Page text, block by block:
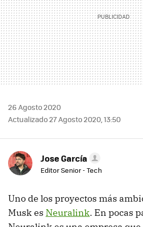
26 Agosto 2020
Actualizado 27 Agosto 2020, 13:50
Jose García
Editor Senior - Tech
Uno de los proyectos más
Musk es Neuralink. En pocas